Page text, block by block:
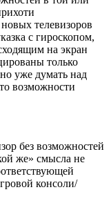
телевизоров
с гироскопом,
на экран
только
уже думать над
возможности
без возможностей
же» смысла не
консоли/